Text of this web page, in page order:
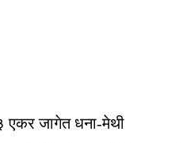
एकर जागेत धना-मेथी